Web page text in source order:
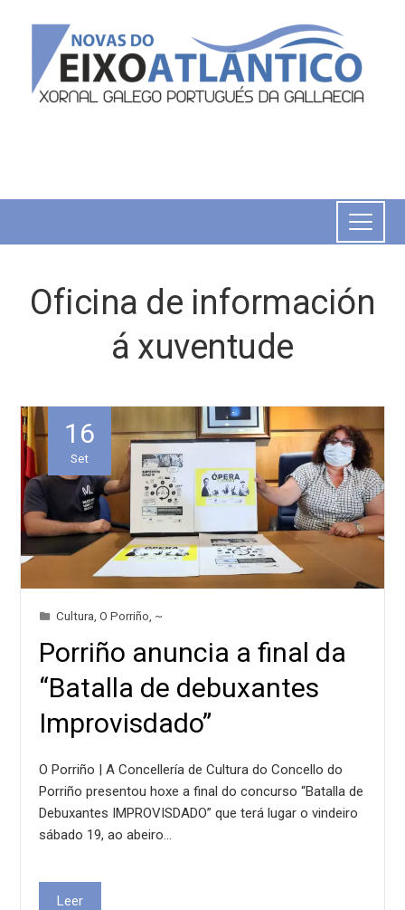
Oficina de información
á xuventude
16
Set
Cultura ,O Porriño ~
Porriño anuncia a final da
“Batalla de debuxantes
Improvisdado”
O Porriño | A Concellería de Cultura do Concello do
Porriño presentou hoxe a final do concurso “Batalla de
Debuxantes IMPROVISDADO” que terá lugar o vindeiro
sábado 19, ao abeiro…
Leer